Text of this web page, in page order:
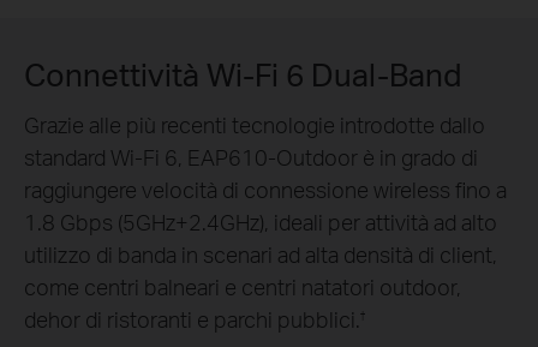
Connettività Wi-Fi 6 Dual-Band
Grazie alle più recenti tecnologie introdotte dallo
standard Wi-Fi 6, EAP610-Outdoor è in grado di
raggiungere velocità di connessione wireless fino a
1.8 Gbps (5GHz+2.4GHz), ideali per attività ad alto
utilizzo di banda in scenari ad alta densità di client,
come centri balneari e centri natatori outdoor,
dehor di ristoranti e parchi pubblici.†